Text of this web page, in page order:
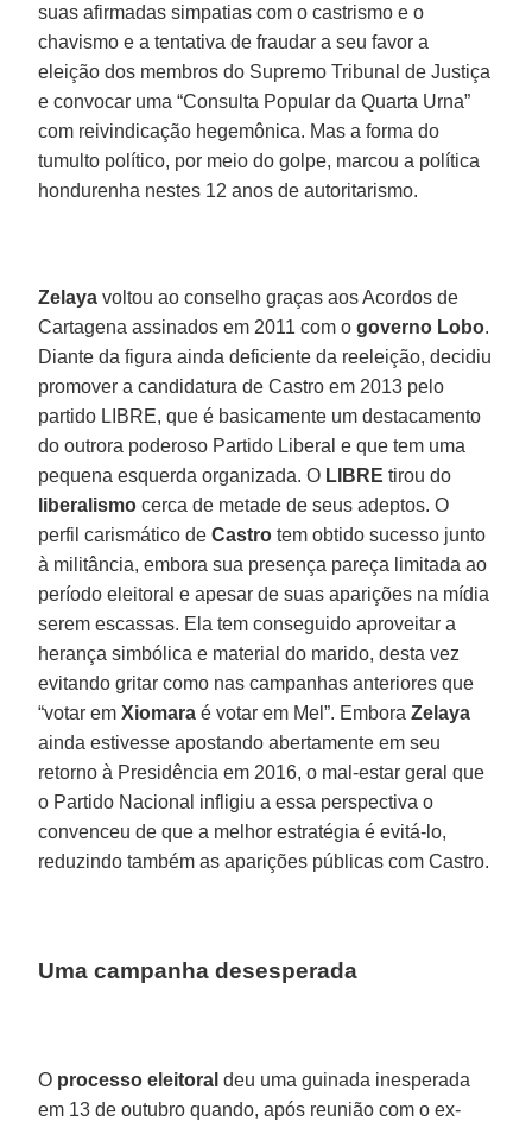
suas afirmadas simpatias com o castrismo e o
chavismo e a tentativa de fraudar a seu favor a
eleição dos membros do Supremo Tribunal de Justiça
e convocar uma “Consulta Popular da Quarta Urna”
com reivindicação hegemônica. Mas a forma do
tumulto político, por meio do golpe, marcou a política
hondurenha nestes 12 anos de autoritarismo.
Zelaya voltou ao conselho graças aos Acordos de
Cartagena assinados em 2011 com ogoverno Lobo.
Diante da figura ainda deficiente da reeleição, decidiu
promover a candidatura de Castro em 2013 pelo
partido LIBRE, que é basicamente um destacamento
do outrora poderoso Partido Liberal e que tem uma
pequena esquerda organizada. O LIBRE tirou do
liberalismo cerca de metade de seus adeptos. O
perfil carismático deCastro tem obtido sucesso junto
à militância, embora sua presença pareça limitada ao
período eleitoral e apesar de suas aparições na mídia
serem escassas. Ela tem conseguido aproveitar a
herança simbólica e material do marido, desta vez
evitando gritar como nas campanhas anteriores que
“votar emXiomara é votar em Mel”. EmboraZelaya
ainda estivesse apostando abertamente em seu
retorno à Presidência em 2016, o mal-estar geral que
o Partido Nacional infligiu a essa perspectiva o
convenceu de que a melhor estratégia é evitá-lo,
reduzindo também as aparições públicas com Castro.
Uma campanha desesperada
O processo eleitoral deu uma guinada inesperada
em 13 de outubro quando, após reunião com o ex-